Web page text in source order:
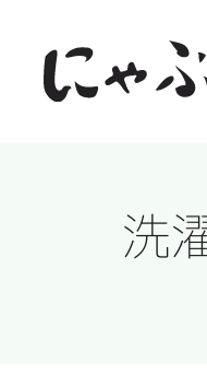
content
洗